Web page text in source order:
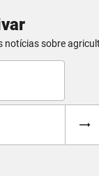
notícias sobre